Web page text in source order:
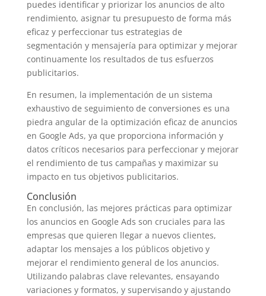
puedes identificar y priorizar los anuncios de alto
rendimiento, asignar tu presupuesto de forma más
eficaz y perfeccionar tus estrategias de
segmentación y mensajería para optimizar y mejorar
continuamente los resultados de tus esfuerzos
publicitarios.
En resumen, la implementación de un sistema
exhaustivo de seguimiento de conversiones es una
piedra angular de la optimización eficaz de anuncios
en Google Ads, ya que proporciona información y
datos críticos necesarios para perfeccionar y mejorar
el rendimiento de tus campañas y maximizar su
impacto en tus objetivos publicitarios.
Conclusión
En conclusión, las mejores prácticas para optimizar
los anuncios en Google Ads son cruciales para las
empresas que quieren llegar a nuevos clientes,
adaptar los mensajes a los públicos objetivo y
mejorar el rendimiento general de los anuncios.
Utilizando palabras clave relevantes, ensayando
variaciones y formatos, y supervisando y ajustando